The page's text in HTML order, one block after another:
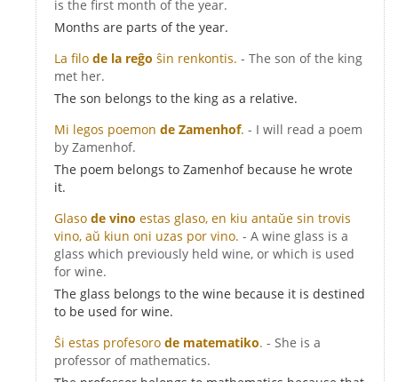
is the first month of the year.
Months are parts of the year.
La filo de la reĝo ŝin renkontis. - The son of the king
met her.
The son belongs to the king as a relative.
Mi legos poemon de Zamenhof. - I will read a poem
by Zamenhof.
The poem belongs to Zamenhof because he wrote
it.
Glaso de vino estas glaso, en kiu antaŭe sin trovis
vino, aŭ kiun oni uzas por vino. - A wine glass is a
glass which previously held wine, or which is used
for wine.
The glass belongs to the wine because it is destined
to be used for wine.
Ŝi estas profesoro de matematiko. - She is a
professor of mathematics.